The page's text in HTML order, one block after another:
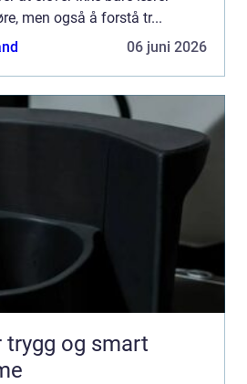
men også å forstå tr...
06 juni 2026
trygg og smart